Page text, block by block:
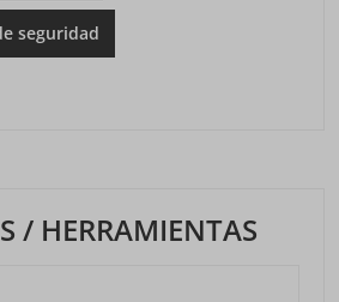
seguridad
/ HERRAMIENTAS